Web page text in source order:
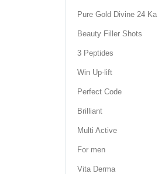
Pure Gold Divine 24 Ka
Beauty Filler Shots
3 Peptides
Win Up-lift
Perfect Code
Brilliant
Multi Active
For men
Vita Derma